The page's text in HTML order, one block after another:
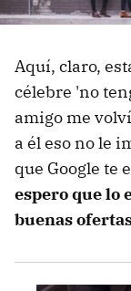
Aquí, claro,
célebre 'no
amigo me
a él eso no le
que Google te
espero que lo
buenas